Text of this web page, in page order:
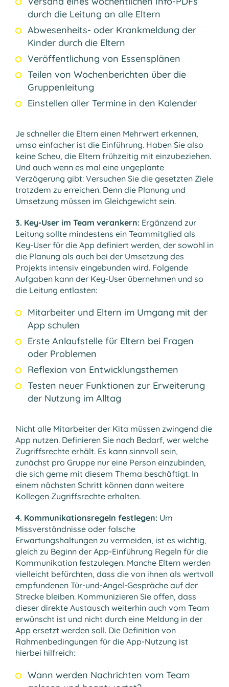
durch die Leitung an alle Eltern
Abwesenheits- oder Krankmeldung der
Kinder durch die Eltern
Veröffentlichung von Essensplänen
Teilen von Wochenberichten über die
Gruppenleitung
Einstellen aller Termine in den Kalender
Je schneller die Eltern einen Mehrwert erkennen,
umso einfacher ist die Einführung. Haben Sie also
keine Scheu, die Eltern frühzeitig mit einzubeziehen.
Und auch wenn es mal eine ungeplante
Verzögerung gibt: Versuchen Sie die gesetzten Ziele
trotzdem zu erreichen. Denn die Planung und
Umsetzung müssen im Gleichgewicht sein.
3. Key-User im Team verankern: Ergänzend zur
Leitung sollte mindestens ein Teammitglied als
Key-User für die App definiert werden, der sowohl in
die Planung als auch bei der Umsetzung des
Projekts intensiv eingebunden wird. Folgende
Aufgaben kann der Key-User übernehmen und so
die Leitung entlasten:
Mitarbeiter und Eltern im Umgang mit der
App schulen
Erste Anlaufstelle für Eltern bei Fragen
oder Problemen
Reflexion von Entwicklungsthemen
Testen neuer Funktionen zur Erweiterung
der Nutzung im Alltag
Nicht alle Mitarbeiter der Kita müssen zwingend die
App nutzen. Definieren Sie nach Bedarf, wer welche
Zugriffsrechte erhält. Es kann sinnvoll sein,
zunächst pro Gruppe nur eine Person einzubinden,
die sich gerne mit diesem Thema beschäftigt. In
einem nächsten Schritt können dann weitere
Kollegen Zugriffsrechte erhalten.
4. Kommunikationsregeln festlegen: Um
Missverständnisse oder falsche
Erwartungshaltungen zu vermeiden, ist es wichtig,
gleich zu Beginn der App-Einführung Regeln für die
Kommunikation festzulegen. Manche Eltern werden
vielleicht befürchten, dass die von ihnen als wertvoll
empfundenen Tür-und-Angel-Gespräche auf der
Strecke bleiben. Kommunizieren Sie offen, dass
dieser direkte Austausch weiterhin auch vom Team
erwünscht ist und nicht durch eine Meldung in der
App ersetzt werden soll. Die Definition von
Rahmenbedingungen für die App-Nutzung ist
hierbei hilfreich:
Wann werden Nachrichten vom Team